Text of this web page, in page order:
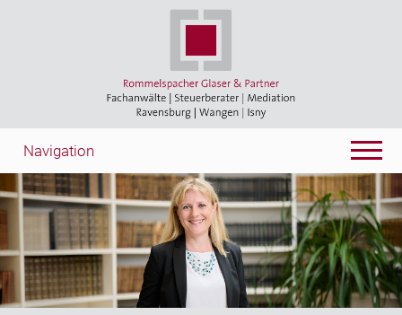
Navigation